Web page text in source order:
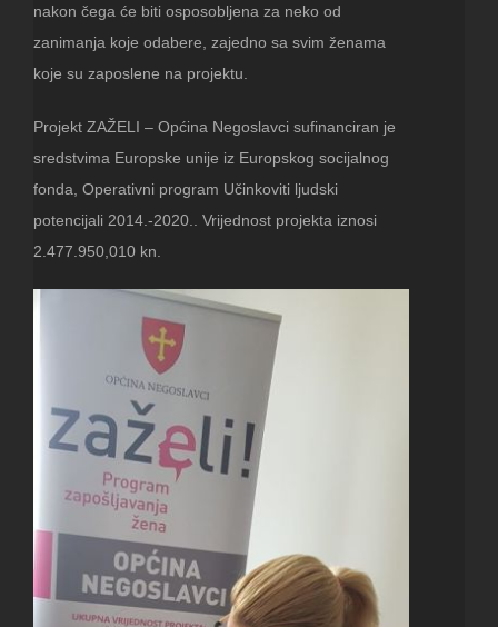
nakon čega će biti osposobljena za neko od
zanimanja koje odabere, zajedno sa svim ženama
koje su zaposlene na projektu.
Projekt ZAŽELI – Općina Negoslavci sufinanciran je
sredstvima Europske unije iz Europskog socijalnog
fonda, Operativni program Učinkoviti ljudski
potencijali 2014.-2020.. Vrijednost projekta iznosi
2.477.950,010 kn.